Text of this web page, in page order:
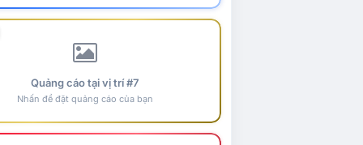
Quảng cáo tại vị trí #7
Nhấn để đặt quảng cáo của bạn